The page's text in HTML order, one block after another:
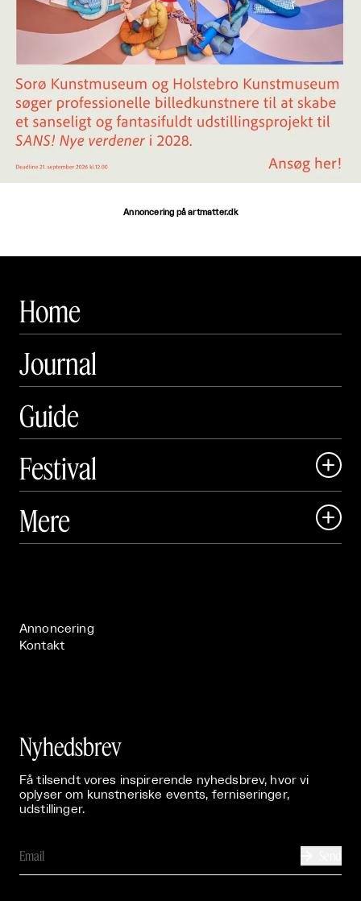
Annoncering på artmatter.dk
Home
Journal
Guide
Festival

 Art Matter Festival
Mere 
Annoncering
Kontakt
Nyhedsbrev
Få tilsendt vores inspirerende nyhedsbrev, hvor vi
oplyser om kunstneriske events, ferniseringer,
udstillinger.